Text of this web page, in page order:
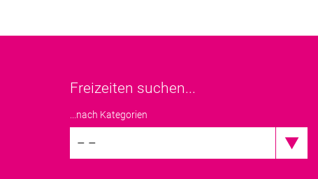
Freizeiten suchen...
...nach Kategorien
– –